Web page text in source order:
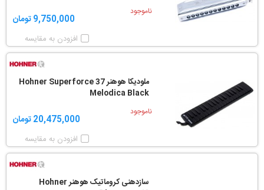
ناموجود
9,750,000 تومان
افزودن به مقایسه
ملودیکا هوهنر Hohner Superforce 37
Melodica Black
ناموجود
20,475,000 تومان
افزودن به مقایسه
سازدهنی کروماتیک هوهنر Hohner